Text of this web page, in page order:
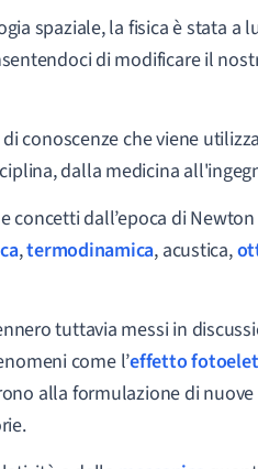
spaziale, la fisica è stata a
di modificare il
conoscenze che viene
dalla medicina
concetti dall’epoca di
,termodinamica, acustica,
tuttavia messi in
come l’effetto
alla formulazione di nuove